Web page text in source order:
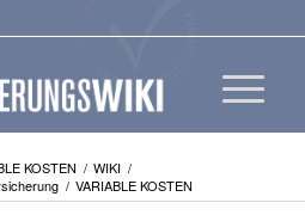
KOSTEN / WIKI /
/ VARIABLE KOSTEN